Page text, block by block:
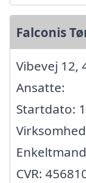
Falconis
Vibevej 12,
Ansatte:
Startdato:
CVR: